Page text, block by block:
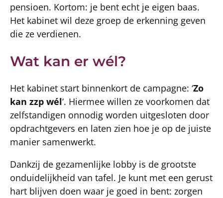
pensioen. Kortom: je bent echt je eigen baas.
Het kabinet wil deze groep de erkenning geven
die ze verdienen.
Wat kan er wél?
Het kabinet start binnenkort de campagne: ‘Zo
kan zzp wél‘. Hiermee willen ze voorkomen dat
zelfstandigen onnodig worden uitgesloten door
opdrachtgevers en laten zien hoe je op de juiste
manier samenwerkt.
Dankzij de gezamenlijke lobby is de grootste
onduidelijkheid van tafel. Je kunt met een gerust
hart blijven doen waar je goed in bent: zorgen